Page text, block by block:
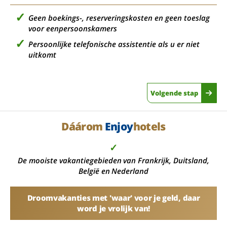
Geen boekings-, reserveringskosten en geen toeslag
voor eenpersoonskamers
Persoonlijke telefonische assistentie als u er niet
uitkomt
Volgende stap
Dáárom Enjoyhotels
✓
De mooiste vakantiegebieden van Frankrijk, Duitsland,
België en Nederland
Droomvakanties met 'waar' voor je geld, daar
word je vrolijk van!